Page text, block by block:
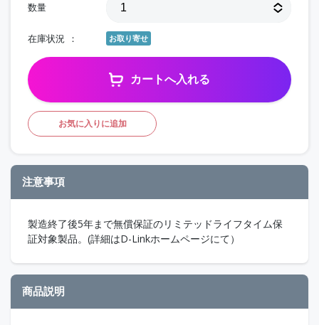
数量
在庫状況 お取り寄せ
カートへ入れる
お気に入りに追加
注意事項
製造終了後5年まで無償保証のリミテッドライフタイム保
証対象製品。(詳細はD-Linkホームページにて）
商品説明